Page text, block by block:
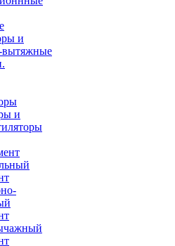
и
вытяжные
и